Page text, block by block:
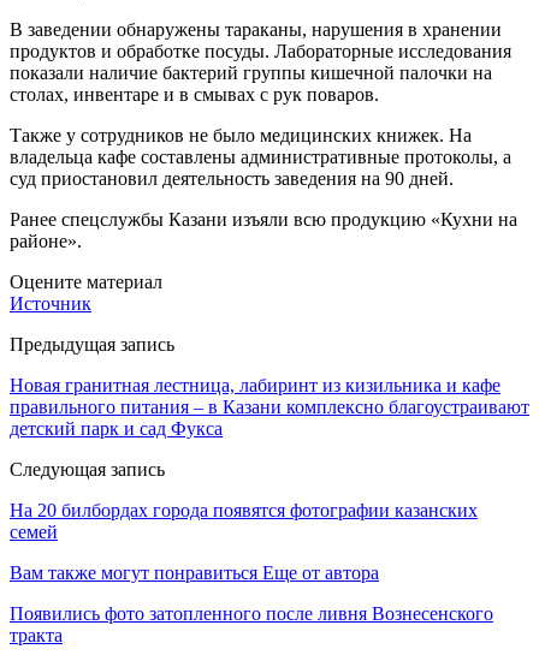
В заведении обнаружены тараканы, нарушения в хранении
продуктов и обработке посуды. Лабораторные исследования
показали наличие бактерий группы кишечной палочки на
столах, инвентаре и в смывах с рук поваров.
Также у сотрудников не было медицинских книжек. На
владельца кафе составлены административные протоколы, а
суд приостановил деятельность заведения на 90 дней.
Ранее спецслужбы Казани изъяли всю продукцию «Кухни на
районе».
Оцените материал
Источник
Предыдущая запись
Новая гранитная лестница, лабиринт из кизильника и кафе
правильного питания – в Казани комплексно благоустраивают
детский парк и сад Фукса
Следующая запись
На 20 билбордах города появятся фотографии казанских
семей
Вам также могут понравиться Еще от автора
Появились фото затопленного после ливня Вознесенского
тракта